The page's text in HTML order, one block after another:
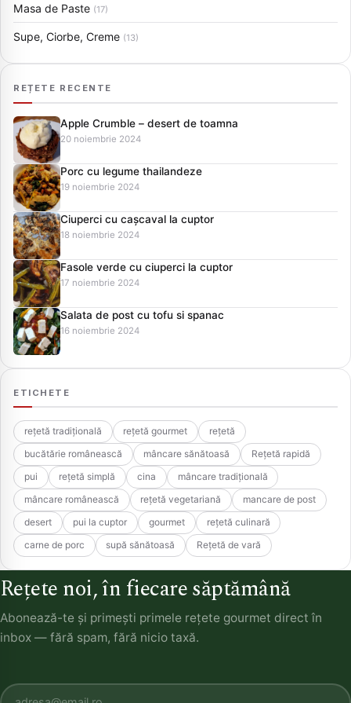
Masa de Paste (17)
Supe, Ciorbe, Creme (13)
REȚETE RECENTE
Apple Crumble – desert de toamna
20 noiembrie 2024
Porc cu legume thailandeze
19 noiembrie 2024
Ciuperci cu cașcaval la cuptor
18 noiembrie 2024
Fasole verde cu ciuperci la cuptor
17 noiembrie 2024
Salata de post cu tofu si spanac
16 noiembrie 2024
ETICHETE
rețetă tradițională rețetă gourmet
rețetă
bucătărie românească
mâncare sănătoasă
Rețetă rapidă
pui
rețetă simplă cina
mâncare tradițională
mâncare românească
rețetă vegetariană
mancare de post
desert
pui la cuptor gourmet
rețetă culinară
carne de porc
supă sănătoasă Rețetă de vară
Rețete noi, în fiecare săptămână
Abonează-te și primești primele rețete gourmet direct în
inbox — fără spam, fără nicio taxă.